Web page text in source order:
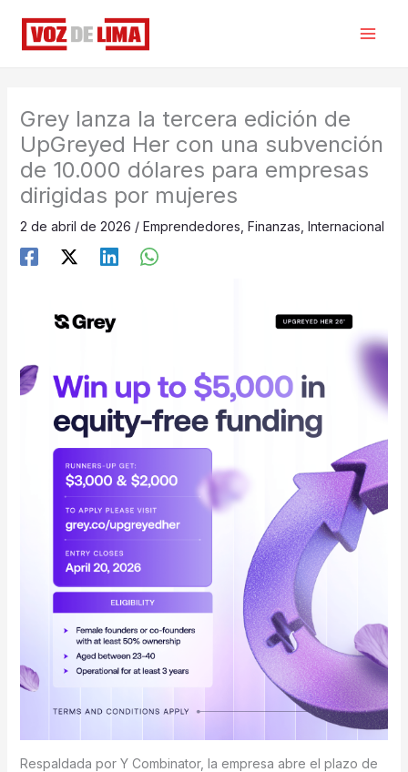
contenido
Grey lanza la tercera edición de
UpGreyed Her con una subvención
de 10.000 dólares para empresas
dirigidas por mujeres
2 de abril de 2026 / Emprendedores Finanzas Internacional
Respaldada por Y Combinator, la empresa abre el plazo de